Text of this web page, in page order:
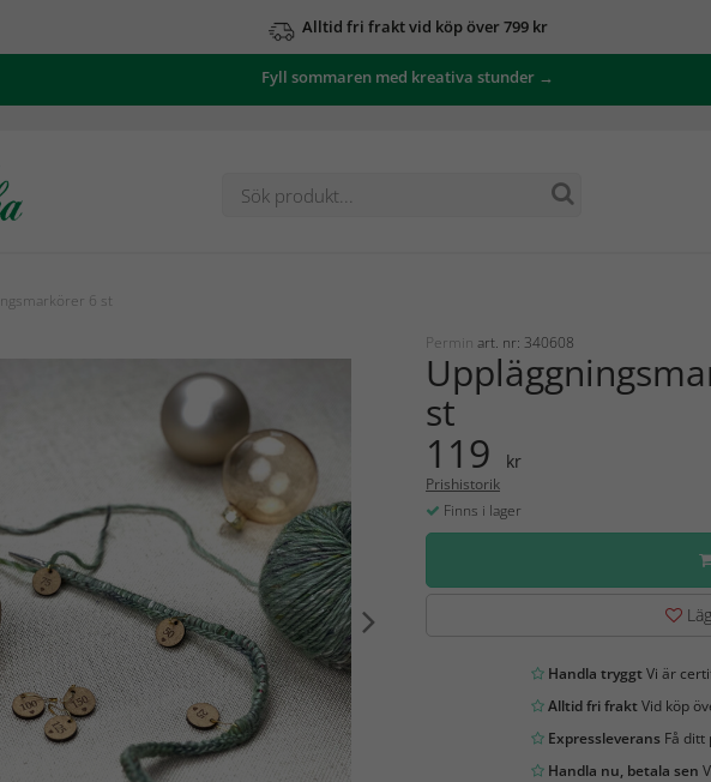
Alltid fri frakt vid köp över 799 kr
Fyll sommaren med kreativa stunder →
6 st
Permin art. nr: 340608
st
119 kr
Prishistorik
Finns i lager
Handla tryggtVi är
Alltid fri fraktVid köp
ExpressleveransFå ditt
Handla nu, betala sen